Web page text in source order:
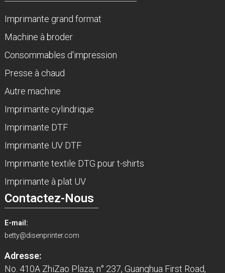
Imprimante grand format
Machine à broder
Consommables d'impression
Presse à chaud
Autre machine
Imprimante cylindrique
Imprimante DTF
Imprimante UV DTF
Imprimante textile DTG pour t-shirts
Imprimante à plat UV
Contactez-Nous
E-mail:
betty@disenprinter.com
Adresse:
No. 410A ZhiZao Plaza, n° 237, Guanghua First Road,